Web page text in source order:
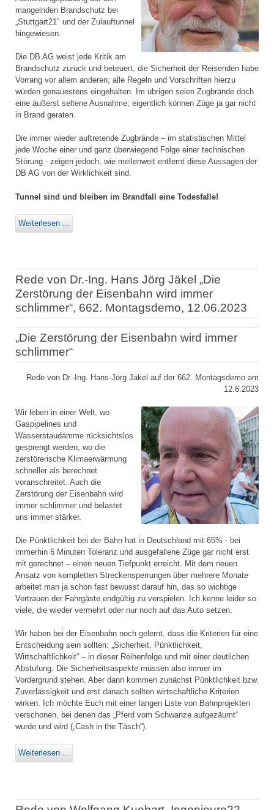
mangelnden Brandschutz bei
„Stuttgart21" und der Zulauftunnel
hingewiesen.
Die DB AG weist jede Kritik am
Brandschutz zurück und beteuert, die Sicherheit der Reisenden habe
Vorrang vor allem anderen; alle Regeln und Vorschriften hierzu
würden genauestens eingehalten. Im übrigen seien Zugbrände doch
eine äußerst seltene Ausnahme; eigentlich können Züge ja gar nicht
in Brand geraten.
Die immer wieder auftretende Zugbrände – im statistischen Mittel
jede Woche einer und ganz überwiegend Folge einer technischen
Störung - zeigen jedoch, wie meilenweit entfernt diese Aussagen der
DB AG von der Wirklichkeit sind.
Tunnel sind und bleiben im Brandfall eine Todesfalle!
Weiterlesen ...
Rede von Dr.-Ing. Hans Jörg Jäkel „Die
Zerstörung der Eisenbahn wird immer
schlimmer“, 662. Montagsdemo, 12.06.2023
„Die Zerstörung der Eisenbahn wird immer
schlimmer“
Rede von Dr.-Ing. Hans-Jörg Jäkel auf der 662. Montagsdemo am
12.6.2023
Wir leben in einer Welt, wo
Gaspipelines und
Wasserstaudämme rücksichtslos
gesprengt werden, wo die
zerstörerische Klimaerwärmung
schneller als berechnet
voranschreitet. Auch die
Zerstörung der Eisenbahn wird
immer schlimmer und belastet
uns immer stärker.
Die Pünktlichkeit bei der Bahn hat in Deutschland mit 65% - bei
immerhin 6 Minuten Toleranz und ausgefallene Züge gar nicht erst
mit gerechnet – einen neuen Tiefpunkt erreicht. Mit dem neuen
Ansatz von kompletten Streckensperrungen über mehrere Monate
arbeitet man ja schon fast bewusst darauf hin, das so wichtige
Vertrauen der Fahrgäste endgültig zu verspielen. Ich kenne leider so
viele, die wieder vermehrt oder nur noch auf das Auto setzen.
Wir haben bei der Eisenbahn noch gelernt, dass die Kriterien für eine
Entscheidung sein sollten: „Sicherheit, Pünktlichkeit,
Wirtschaftlichkeit“ – in dieser Reihenfolge und mit einer deutlichen
Abstufung. Die Sicherheitsaspekte müssen also immer im
Vordergrund stehen. Aber dann kommen zunächst Pünktlichkeit bzw.
Zuverlässigkeit und erst danach sollten wirtschaftliche Kriterien
wirken. Ich möchte Euch mit einer langen Liste von Bahnprojekten
verschonen, bei denen das „Pferd vom Schwanze aufgezäumt“
wurde und wird („Cash in the Täsch“).
Weiterlesen ...